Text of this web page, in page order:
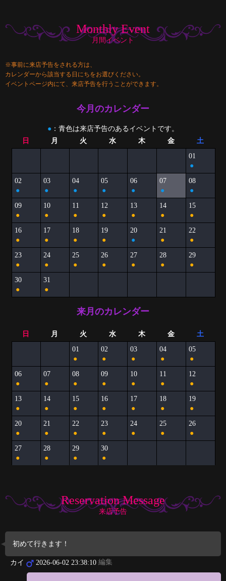
Monthly Event
月間イベント
※事前に来店予告をされる方は、
カレンダーから該当する日にちをお選びください。
イベントページ内にて、来店予告を行うことができます。
今月のカレンダー
● ：青色は来店予告のあるイベントです。
日
月 火 水 木 金
土
01
●
02
●
03
●
04
●
05
●
06
●
07
●
08
●
09
●
10
●
11
●
12
●
13
●
14
●
15
●
16
●
17
●
18
●
19
●
20
●
21
●
22
●
23
●
24
●
25
●
26
●
27
●
28
●
29
●
30
●
31
●
来月のカレンダー
日 月 火 水 木 金
土
01
●
02
●
03
●
04
●
05
●
06
●
07
●
08
●
09
●
10
●
11
●
12
●
13
●
14
●
15
●
16
●
17
●
18
●
19
●
20
●
21
●
22
●
23
●
24
●
25
●
26
●
27
●
28
●
29
●
30
●
Reservation Message
来店予告
初めて行きます！
カイ 2026-06-02 23:38:10 編集